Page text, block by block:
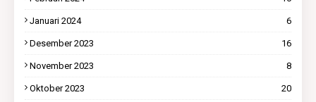
Januari 2024 6
Desember 2023 16
November 2023 8
Oktober 2023 20